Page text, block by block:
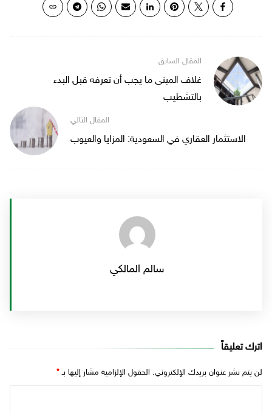
غلاف المبنى ما يجب أن تعرفه قبل البدء
بالتشطيب
الاستثمار العقاري في السعودية: المزايا والعيوب
سالم المالكي
اترك تعليقاً
لن يتم نشر عنوان بريدك الإلكتروني. الحقول الإلزامية مشار إليها بـ*